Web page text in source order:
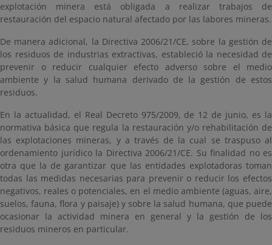
explotación minera está obligada a realizar trabajos de
restauración del espacio natural afectado por las labores mineras.
De manera adicional, la Directiva 2006/21/CE, sobre la gestión de
los residuos de industrias extractivas, estableció la necesidad de
prevenir o reducir cualquier efecto adverso sobre el medio
ambiente y la salud humana derivado de la gestión de estos
residuos.
En la actualidad, el Real Decreto 975/2009, de 12 de junio, es la
normativa básica que regula la restauración y/o rehabilitación de
las explotaciones mineras, y a través de la cual se traspuso al
ordenamiento jurídico la Directiva 2006/21/CE. Su finalidad no es
otra que la de garantizar que las entidades explotadoras toman
todas las medidas necesarias para prevenir o reducir los efectos
negativos, reales o potenciales, en el medio ambiente (aguas, aire,
suelos, fauna, flora y paisaje) y sobre la salud humana, que puede
ocasionar la actividad minera en general y la gestión de los
residuos mineros en particular.